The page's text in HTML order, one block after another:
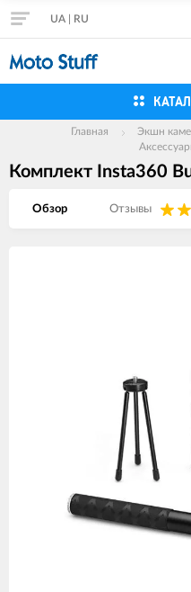
UA RU
Главная Экшн
Комплект Insta360
Обзор Отзывы